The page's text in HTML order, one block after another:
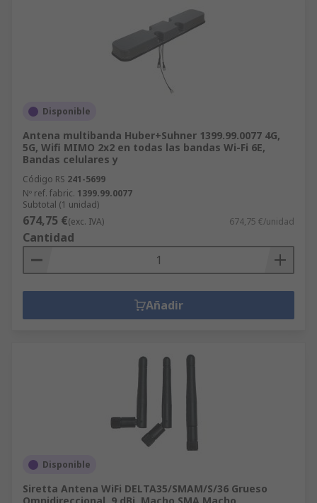
Disponible
Antena multibanda Huber+Suhner 1399.99.0077 4G,
5G, Wifi MIMO 2x2 en todas las bandas Wi-Fi 6E,
Bandas celulares y
Código RS 241-5699
Nº ref. fabric. 1399.99.0077
Subtotal (1 unidad)
674,75 €(exc. IVA) 674,75 €/unidad
Cantidad
Añadir
Disponible
Siretta Antena WiFi DELTA35/SMAM/S/36 Grueso